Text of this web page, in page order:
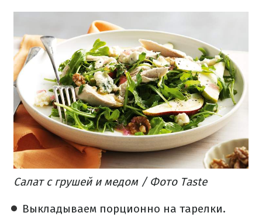
Салат с грушей и медом / Фото Taste
Выкладываем порционно на тарелки.